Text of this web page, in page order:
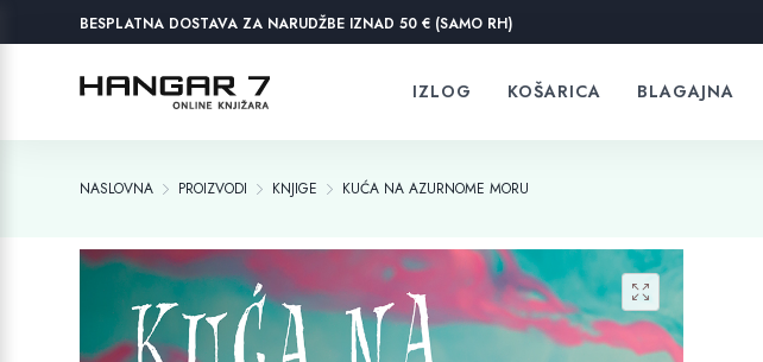
BESPLATNA DOSTAVA ZA NARUDŽBE IZNAD 50 € (SAMO RH)
IZLOG KOŠARICA BLAGAJNA
NASLOVNA PROIZVODI KNJIGE KUĆA NA AZURNOME MORU